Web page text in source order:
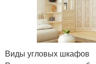
Виды угловых шкафов